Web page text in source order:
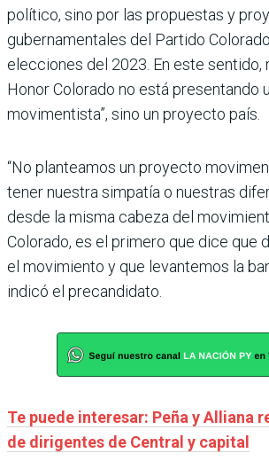
político, sino por las propuestas y
gubernamentales del Partido
elecciones del 2023. En este sentido,
Honor Colorado no está presentando
movimentista”, sino un proyecto país.
“No planteamos un proyecto
tener nuestra simpatía o nuestras
desde la misma cabeza del
Colorado, es el primero que dice que
el movimiento y que levantemos la
indicó el precandidato.
Te puede interesar: Peña y Alliana
de dirigentes de Central y capital